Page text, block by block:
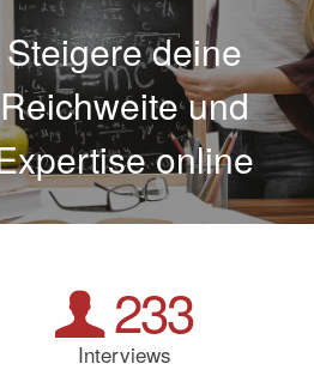
Steigere deine
Reichweite und
online
233
Interviews